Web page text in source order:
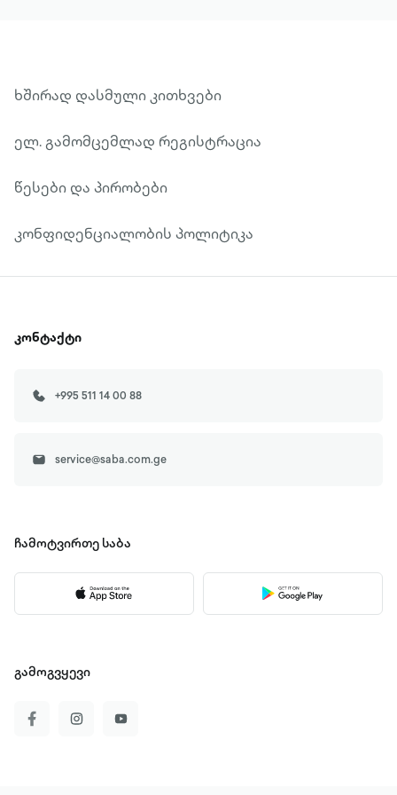
ხშირად დასმული კითხვები
ელ. გამომცემლად რეგისტრაცია
წესები და პირობები
კონფიდენციალობის პოლიტიკა
კონტაქტი
+995 511 14 00 88
service@saba.com.ge
ჩამოტვირთე საბა
გამოგვყევი